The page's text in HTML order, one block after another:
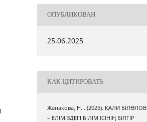
ОПУБЛИКОВАН
25.06.2025
КАК ЦИТИРОВАТЬ
Жанақова, Н. . (2025). ҚАЛИ БІЛƏЛОВ
– ЕЛІМІЗДЕГІ БІЛІМ ІСІНІҢ БІЛГІР